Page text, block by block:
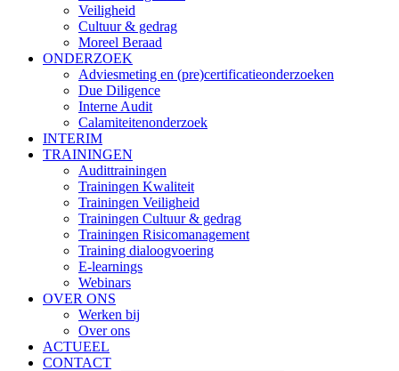
Veiligheid
Cultuur & gedrag
Moreel Beraad
ONDERZOEK
Adviesmeting en (pre)certificatieonderzoeken
Due Diligence
Interne Audit
Calamiteitenonderzoek
INTERIM
TRAININGEN
Audittrainingen
Trainingen Kwaliteit
Trainingen Veiligheid
Trainingen Cultuur & gedrag
Trainingen Risicomanagement
Training dialoogvoering
E-learnings
Webinars
OVER ONS
Werken bij
Over ons
ACTUEEL
CONTACT